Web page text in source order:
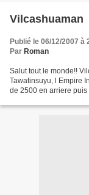
Vilcashuaman
Publié le 06/12/2007 à
Par Roman
Salut tout le monde!!
Tawatinsuyu, l Empire
de 2500 en arriere